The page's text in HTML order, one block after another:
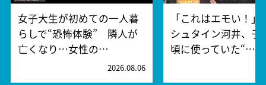
女子大生が初めての一人暮
らしで“恐怖体験” 隣人が
亡くなり…女性の…
2026.08.06
「これはエモい！」
シュタイン河井、子
頃に使っていた“…